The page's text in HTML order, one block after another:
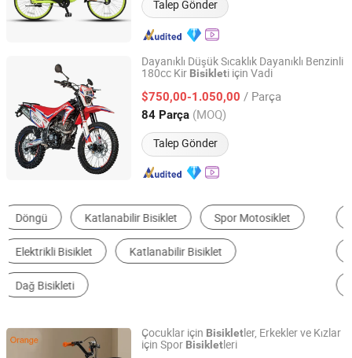
Talep Gönder
Dayanıklı Düşük Sıcaklık Dayanıklı Benzinli
180cc Kir Bisikleti için Vadi
$750,00-1.050,00 / Parça
84 Parça (MOQ)
Talep Gönder
Guangdong Guanghanwei New Energy Co., Ltd.
Guangdong, China Fiyat 2025
Elektrikli Bisiklet Dağ Bisikleti
Arazi Motosikleti
Yardımcı Bisiklet
Çocuklar için Bisikletler, Erkekler ve Kızlar
için Spor Bisikletleri
Ecool Trading Co., Ltd.